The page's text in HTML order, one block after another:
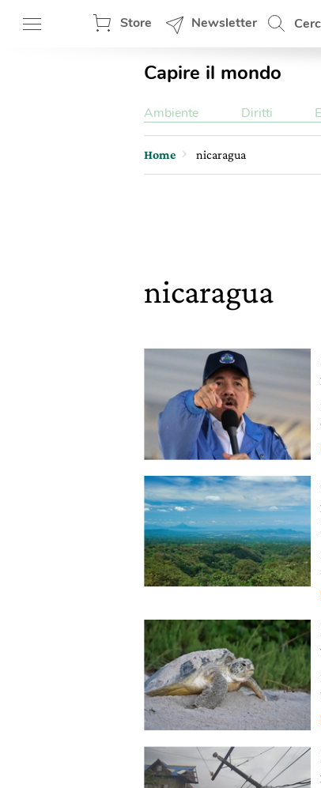
Store Newsletter
Capire il mondo
Ambiente Diritti
Home nicaragua
nicaragua